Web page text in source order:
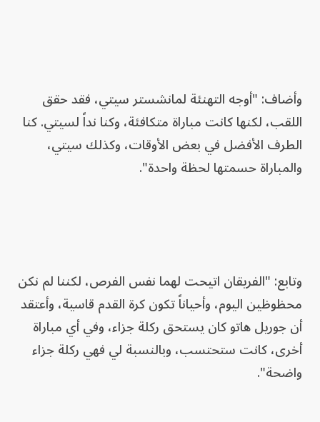
وأضاف: "أوجه التهنئة لمانشستر سيتي، فقد حقق
اللقب، لكنها كانت مباراة متكافئة، وكنا نداً لسيتي. كنا
الطرف الأفضل في بعض الأوقات، وكذلك سيتي،
والمباراة حسمتها لحظة واحدة".
وتابع: "الفريقان اتيحت لهما نفس الفرص، لكننا لم نكن
محظوظين اليوم، وأحياناً تكون كرة القدم قاسية، وأعتقد
أن جوريل هاتو كان يستحق ركلة جزاء، وفي أي مباراة
أخرى، كانت ستحتسب، وبالنسبة لي فهي ركلة جزاء
واضحة".